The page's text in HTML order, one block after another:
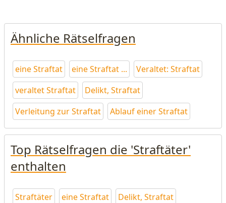
Ähnliche Rätselfragen
eine Straftat eine Straftat ...
Veraltet: Straftat
veraltet Straftat
Delikt, Straftat
Verleitung zur Straftat
Ablauf einer Straftat
Top Rätselfragen die 'Straftäter'
enthalten
Straftäter eine Straftat
Delikt, Straftat